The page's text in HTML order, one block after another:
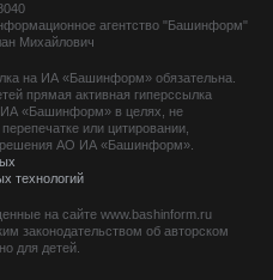
агентство "Башинформ"
Михайлович
на ИА «Башинформ» обязательна.
прямая активная гиперссылка
ИА «Башинформ» в целях, не
или цитировании,
АО ИА «Башинформ».
технологий
на сайте www.bashinform.ru
законодательством об авторском
для детей.